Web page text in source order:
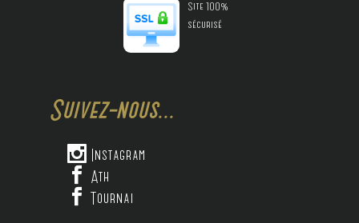
Site 100%
sécurisé
Suivez-nous...
 Instagram
 Ath
 Tournai